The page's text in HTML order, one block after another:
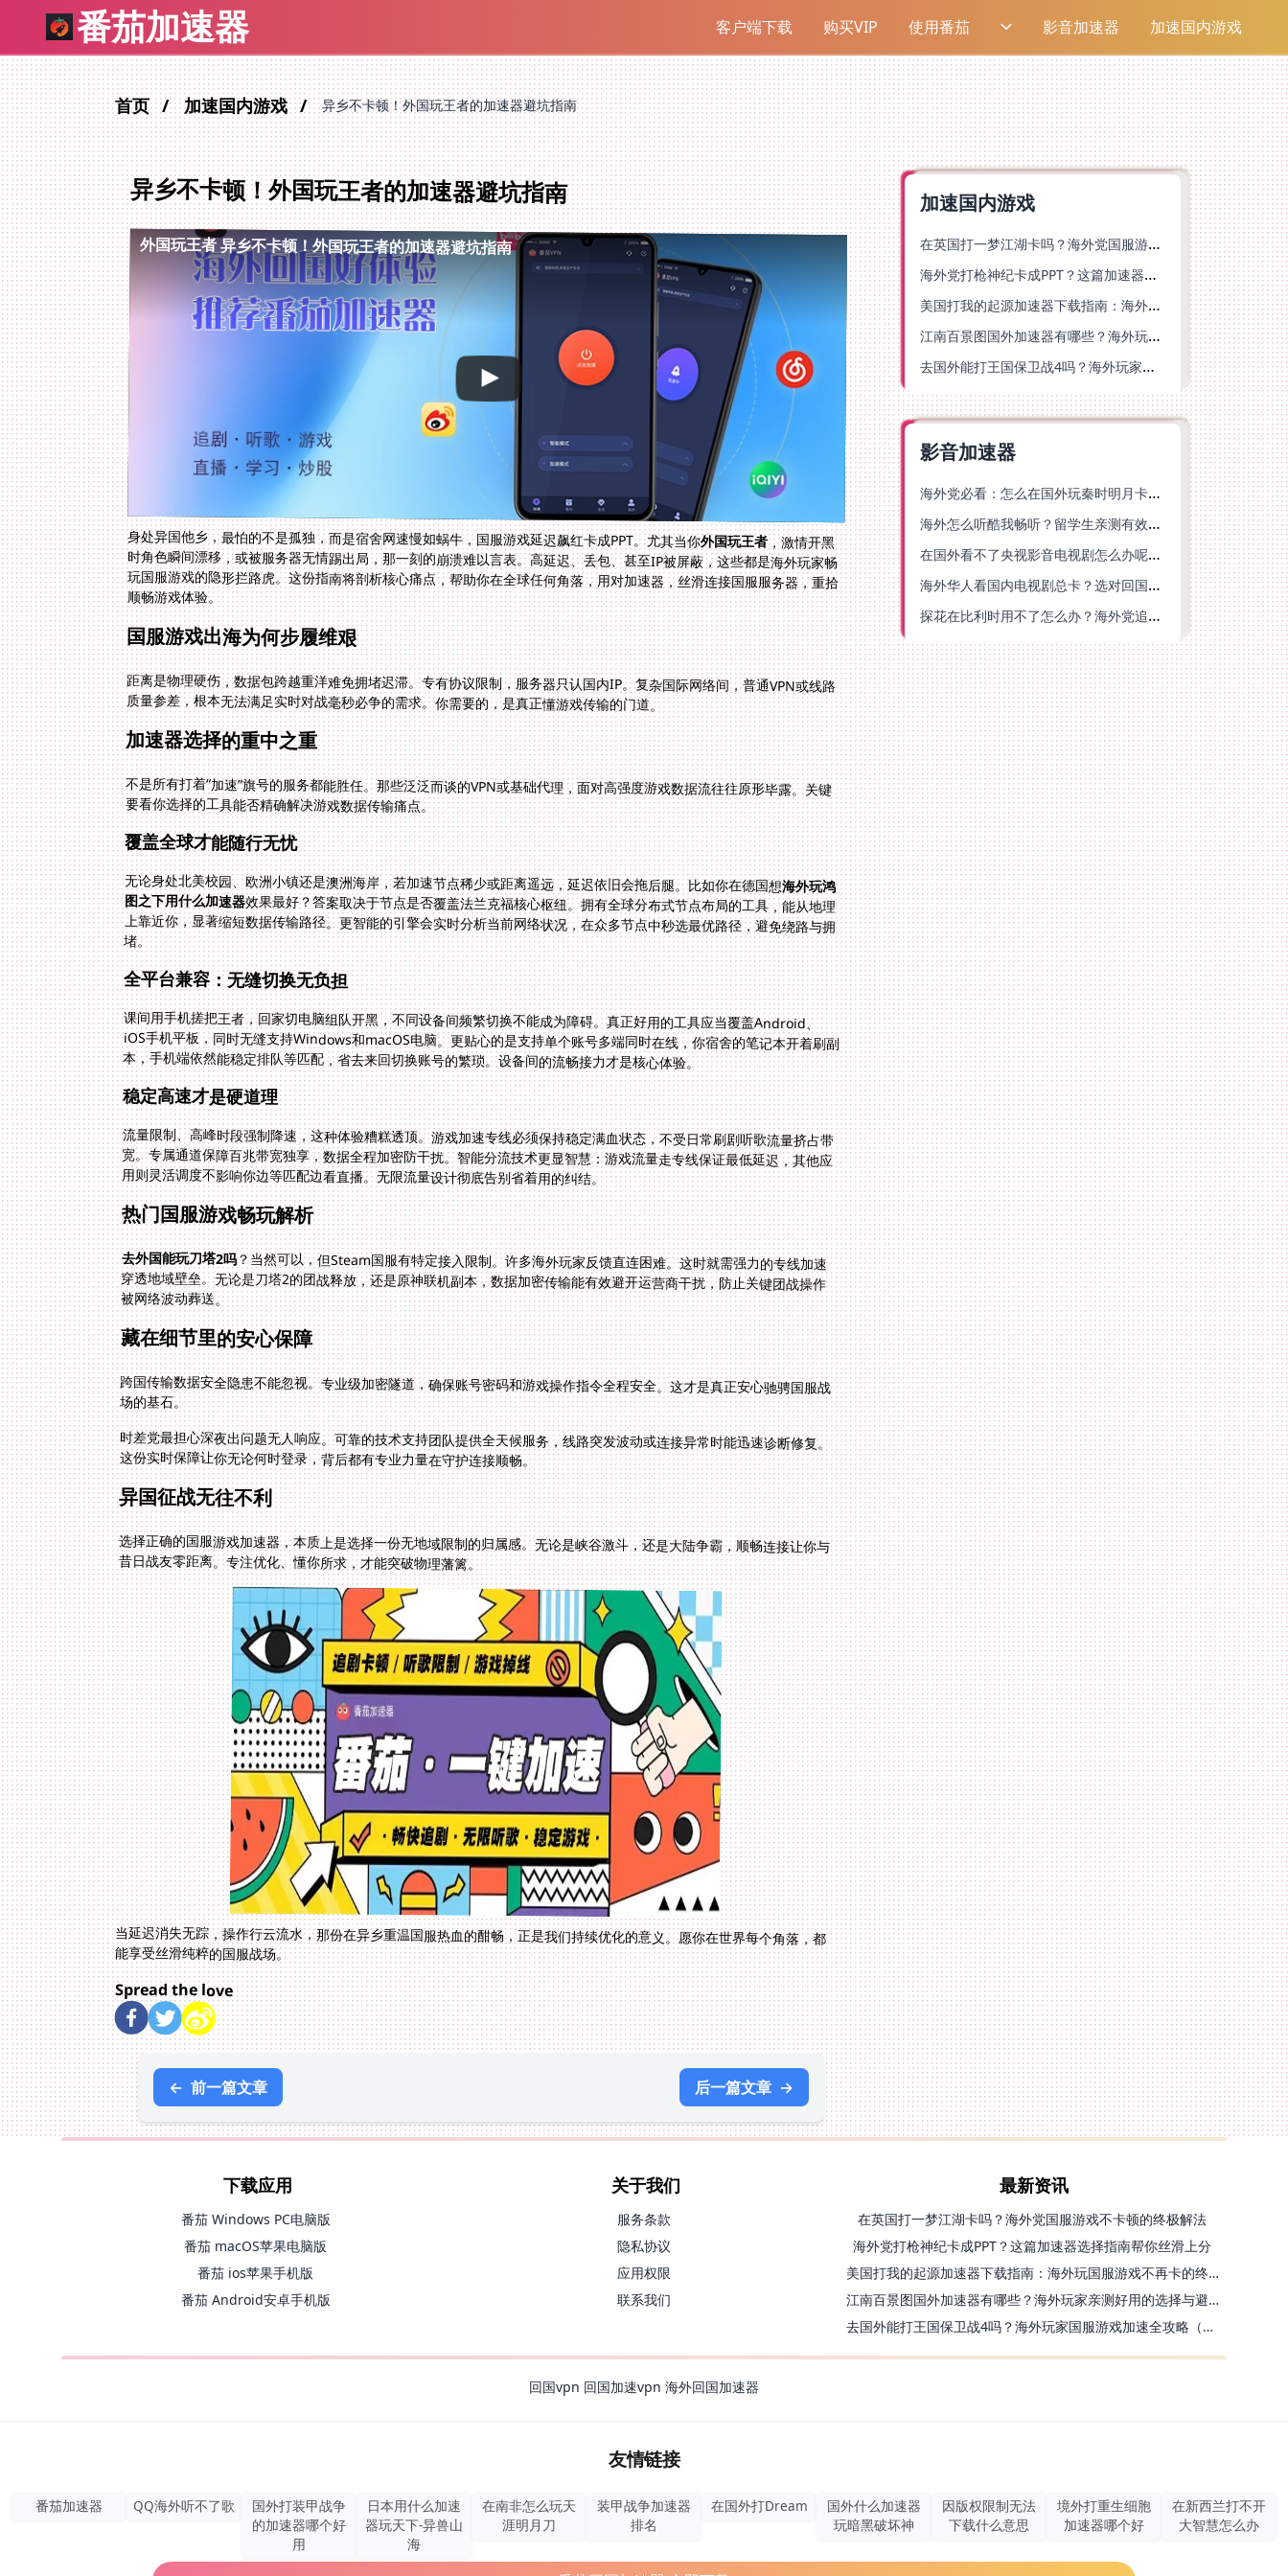
番茄加速器 客户端下载 购买VIP 使用番茄 影音加速器 加速国内游戏
首页 加速国内游戏 异乡不卡顿！外国玩王者的加速器避坑指南
异乡不卡顿！外国玩王者的加速器避坑指南
外国玩王者异乡不卡顿！外国玩王者的加速器避坑指南
身处异国他乡，最怕的不是孤独，而是宿舍网速慢如蜗牛，国服游戏延迟飙红卡成PPT。尤其当你外国玩王者，激情开黑
时角色瞬间漂移，或被服务器无情踢出局，那一刻的崩溃难以言表。高延迟、丢包、甚至IP被屏蔽，这些都是海外玩家畅
玩国服游戏的隐形拦路虎。这份指南将剖析核心痛点，帮助你在全球任何角落，用对加速器，丝滑连接国服服务器，重拾
顺畅游戏体验。
国服游戏出海为何步履维艰
距离是物理硬伤，数据包跨越重洋难免拥堵迟滞。专有协议限制，服务器只认国内IP。复杂国际网络间，普通VPN或线路
质量参差，根本无法满足实时对战毫秒必争的需求。你需要的，是真正懂游戏传输的门道。
加速器选择的重中之重
不是所有打着“加速”旗号的服务都能胜任。那些泛泛而谈的VPN或基础代理，面对高强度游戏数据流往往原形毕露。关键
要看你选择的工具能否精确解决游戏数据传输痛点。
覆盖全球才能随行无忧
无论身处北美校园、欧洲小镇还是澳洲海岸，若加速节点稀少或距离遥远，延迟依旧会拖后腿。比如你在德国想海外玩鸿
图之下用什么加速器效果最好？答案取决于节点是否覆盖法兰克福核心枢纽。拥有全球分布式节点布局的工具，能从地理
上靠近你，显著缩短数据传输路径。更智能的引擎会实时分析当前网络状况，在众多节点中秒选最优路径，避免绕路与拥
堵。
全平台兼容：无缝切换无负担
课间用手机搓把王者，回家切电脑组队开黑，不同设备间频繁切换不能成为障碍。真正好用的工具应当覆盖Android、
iOS手机平板，同时无缝支持Windows和macOS电脑。更贴心的是支持单个账号多端同时在线，你宿舍的笔记本开着刷副
本，手机端依然能稳定排队等匹配，省去来回切换账号的繁琐。设备间的流畅接力才是核心体验。
稳定高速才是硬道理
流量限制、高峰时段强制降速，这种体验糟糕透顶。游戏加速专线必须保持稳定满血状态，不受日常刷剧听歌流量挤占带
宽。专属通道保障百兆带宽独享，数据全程加密防干扰。智能分流技术更显智慧：游戏流量走专线保证最低延迟，其他应
用则灵活调度不影响你边等匹配边看直播。无限流量设计彻底告别省着用的纠结。
热门国服游戏畅玩解析
去外国能玩刀塔2吗？当然可以，但Steam国服有特定接入限制。许多海外玩家反馈直连困难。这时就需强力的专线加速
穿透地域壁垒。无论是刀塔2的团战释放，还是原神联机副本，数据加密传输能有效避开运营商干扰，防止关键团战操作
被网络波动葬送。
藏在细节里的安心保障
跨国传输数据安全隐患不能忽视。专业级加密隧道，确保账号密码和游戏操作指令全程安全。这才是真正安心驰骋国服战
场的基石。
时差党最担心深夜出问题无人响应。可靠的技术支持团队提供全天候服务，线路突发波动或连接异常时能迅速诊断修复。
这份实时保障让你无论何时登录，背后都有专业力量在守护连接顺畅。
异国征战无往不利
选择正确的国服游戏加速器，本质上是选择一份无地域限制的归属感。无论是峡谷激斗，还是大陆争霸，顺畅连接让你与
昔日战友零距离。专注优化、懂你所求，才能突破物理藩篱。
当延迟消失无踪，操作行云流水，那份在异乡重温国服热血的酣畅，正是我们持续优化的意义。愿你在世界每个角落，都
能享受丝滑纯粹的国服战场。
Spread the love
← 前一篇文章 后一篇文章 →
加速国内游戏
在英国打一梦江湖卡吗？海外党国服游戏不卡顿的终极解法
海外党打枪神纪卡成PPT？这篇加速器选择指南帮你丝滑上分
美国打我的起源加速器下载指南：海外玩国服游戏不再卡的终极方案
江南百景图国外加速器有哪些？海外玩家亲测好用的选择与避坑指南
去国外能打王国保卫战4吗？海外玩家国服游戏加速全攻略（附公主连结幻想江湖实测）
影音加速器
海外党必看：怎么在国外玩秦时明月卡牌版？附豆瓣EZCast地区限制破解法
海外怎么听酷我畅听？留学生亲测有效的华语内容解锁指南
在国外看不了央视影音电视剧怎么办呢？海外党亲测有效的回国加速方案
海外华人看国内电视剧总卡？选对回国加速器，还能解决菲律宾打不开反诈中心的问题
探花在比利时用不了怎么办？海外党追剧办事全攻略，选对加速器就够了
下载应用
番茄 Windows PC电脑版
番茄 macOS苹果电脑版
番茄 ios苹果手机版
番茄 Android安卓手机版
关于我们
服务条款
隐私协议
应用权限
联系我们
最新资讯
在英国打一梦江湖卡吗？海外党国服游戏不卡顿的终极解法
海外党打枪神纪卡成PPT？这篇加速器选择指南帮你丝滑上分
美国打我的起源加速器下载指南：海外玩国服游戏不再卡的终极方案
江南百景图国外加速器有哪些？海外玩家亲测好用的选择与避坑指南
去国外能打王国保卫战4吗？海外玩家国服游戏加速全攻略（附公主连结幻想江湖实测）
回国vpn 回国加速vpn 海外回国加速器
友情链接
番茄加速器 QQ海外听不了歌
国外打装甲战争
的加速器哪个好
用
日本用什么加速
器玩天下-异兽山
海
在南非怎么玩天
涯明月刀
装甲战争加速器
排名
在国外打Dream
国外什么加速器
玩暗黑破坏神
因版权限制无法
下载什么意思
境外打重生细胞
加速器哪个好
在新西兰打不开
大智慧怎么办